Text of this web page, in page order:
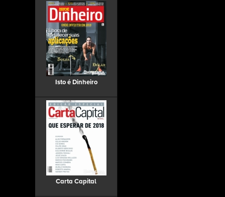
Isto é Dinheiro
Carta Capital